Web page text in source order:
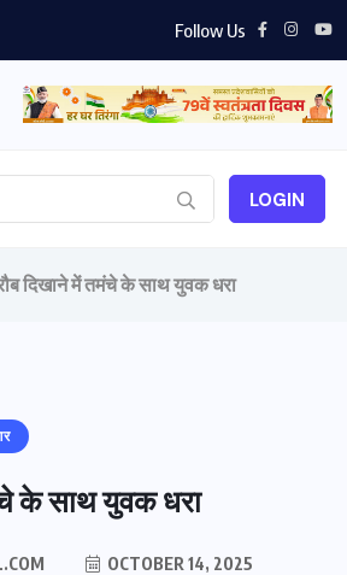
Follow Us
LOGIN
दिखाने में तमंचे के साथ युवक धरा
के साथ युवक धरा
OCTOBER 14, 2025